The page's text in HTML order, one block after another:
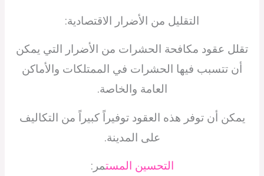
التقليل من الأضرار الاقتصادية:
تقلل عقود مكافحة الحشرات من الأضرار التي يمكن
أن تتسبب فيها الحشرات في الممتلكات والأماكن
العامة والخاصة.
يمكن أن توفر هذه العقود توفيراً كبيراً من التكاليف
على المدينة.
التحسين المستمر: